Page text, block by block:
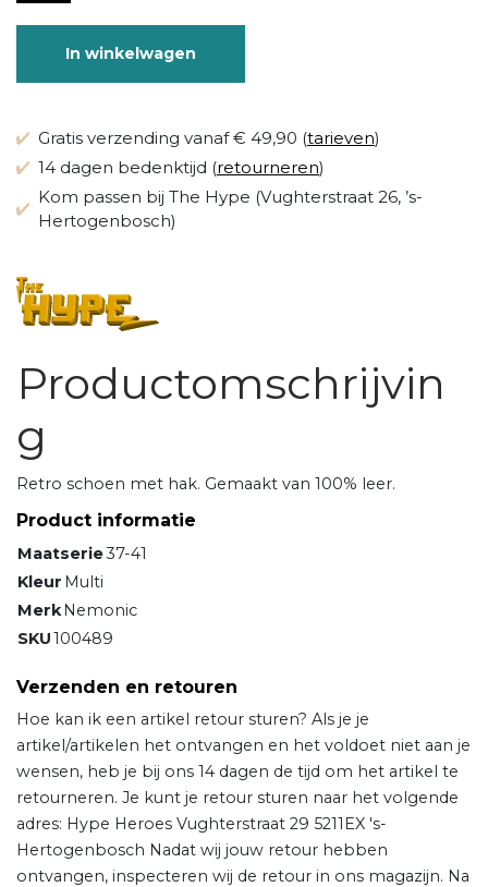
In winkelwagen
Gratis verzending vanaf € 49,90 (tarieven)
14 dagen bedenktijd (retourneren)
Kom passen bij The Hype (Vughterstraat 26, ’s-
Hertogenbosch)
Productomschrijvin
g
Retro schoen met hak. Gemaakt van 100% leer.
Product informatie
Maatserie37-41
Kleur Multi
MerkNemonic
SKU100489
Verzenden en retouren
Hoe kan ik een artikel retour sturen? Als je je
artikel/artikelen het ontvangen en het voldoet niet aan je
wensen, heb je bij ons 14 dagen de tijd om het artikel te
retourneren. Je kunt je retour sturen naar het volgende
adres: Hype Heroes Vughterstraat 29 5211EX 's-
Hertogenbosch Nadat wij jouw retour hebben
ontvangen, inspecteren wij de retour in ons magazijn. Na